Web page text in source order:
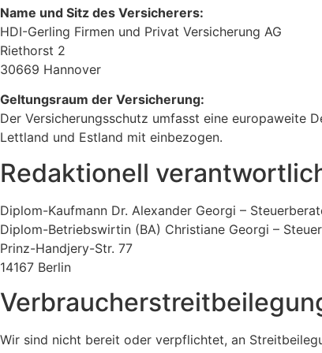
Name und Sitz des Versicherers:
HDI-Gerling Firmen und Privat Versicherung AG
Riethorst 2
30669 Hannover
Geltungsraum der Versicherung:
Der Versicherungsschutz umfasst eine europaweite
Lettland und Estland mit einbezogen.
Redaktionell
Diplom-Kaufmann Dr. Alexander Georgi –
Diplom-Betriebswirtin (BA) Christiane Georgi –
Prinz-Handjery-Str. 77
14167 Berlin
Wir sind nicht bereit oder verpflichtet, an